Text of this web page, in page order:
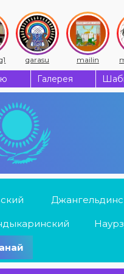
qarasu mailin
Галерея